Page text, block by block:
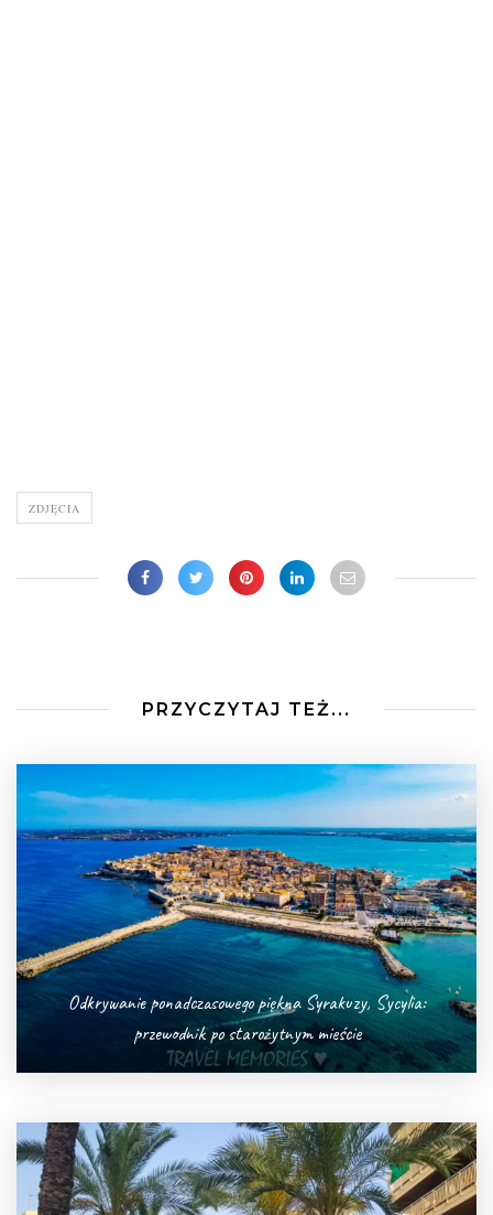
ZDJĘCIA
PRZYCZYTAJ TEŻ...
Odkrywanie ponadczasowego piękna Syrakuzy, Sycylia:
przewodnik po starożytnym mieście